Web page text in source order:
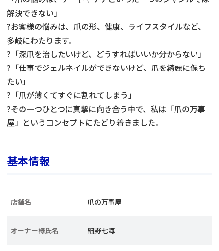
解決できない」
?お客様の悩みは、爪の形、健康、ライフスタイルなど、
多岐にわたります。
?「深爪を治したいけど、どうすればいいか分からない」
?「仕事でジェルネイルができないけど、爪を綺麗に保ち
たい」
?「爪が薄くてすぐに割れてしまう」
?その一つひとつに真摯に向き合う中で、私は「爪の万事
屋」というコンセプトにたどり着きました。
基本情報
店舗名 爪の万事屋
オーナー様氏名 細野七海